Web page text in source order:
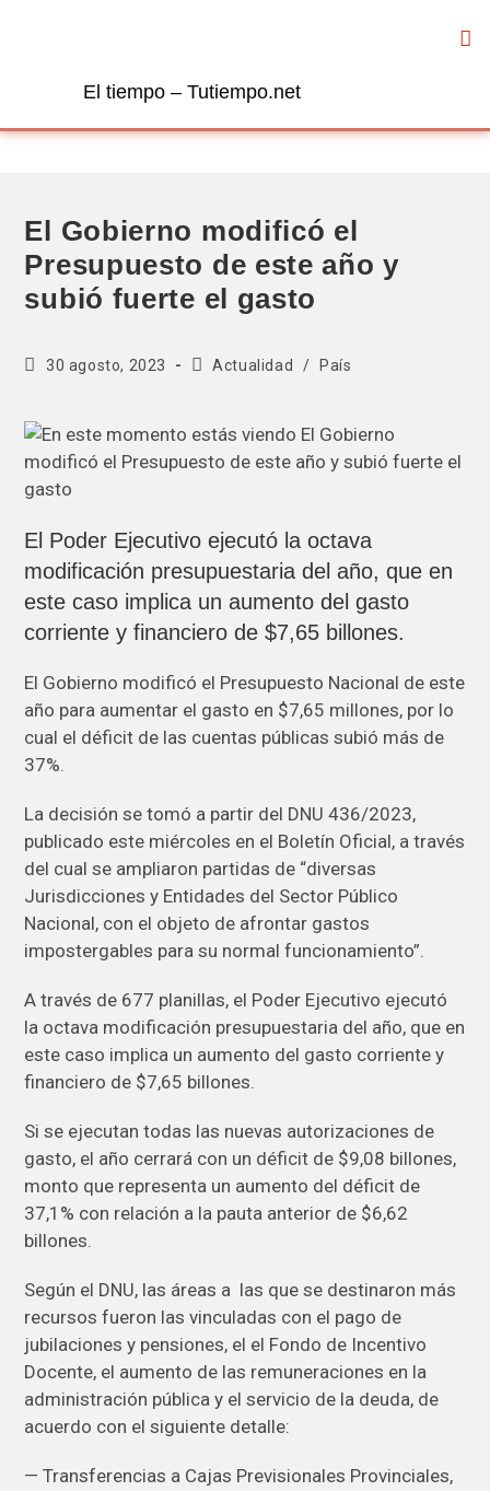
El tiempo – Tutiempo.net
El Gobierno modificó el
Presupuesto de este año y
subió fuerte el gasto
30 agosto, 2023 Actualidad / País
El Poder Ejecutivo ejecutó la octava
modificación presupuestaria del año, que en
este caso implica un aumento del gasto
corriente y financiero de $7,65 billones.
El Gobierno modificó el Presupuesto Nacional de este
año para aumentar el gasto en $7,65 millones, por lo
cual el déficit de las cuentas públicas subió más de
37%.
La decisión se tomó a partir del DNU 436/2023,
publicado este miércoles en el Boletín Oficial, a través
del cual se ampliaron partidas de “diversas
Jurisdicciones y Entidades del Sector Público
Nacional, con el objeto de afrontar gastos
impostergables para su normal funcionamiento”.
A través de 677 planillas, el Poder Ejecutivo ejecutó
la octava modificación presupuestaria del año, que en
este caso implica un aumento del gasto corriente y
financiero de $7,65 billones.
Si se ejecutan todas las nuevas autorizaciones de
gasto, el año cerrará con un déficit de $9,08 billones,
monto que representa un aumento del déficit de
37,1% con relación a la pauta anterior de $6,62
billones.
Según el DNU, las áreas a las que se destinaron más
recursos fueron las vinculadas con el pago de
jubilaciones y pensiones, el el Fondo de Incentivo
Docente, el aumento de las remuneraciones en la
administración pública y el servicio de la deuda, de
acuerdo con el siguiente detalle:
— Transferencias a Cajas Previsionales Provinciales,